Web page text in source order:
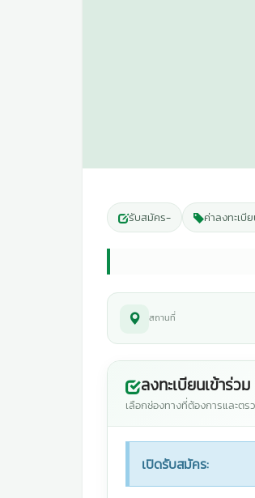
รับสมัคร- ค่าลงทะเบี
สถานที่
ลงทะเบียนเข้าร่วม
เลือกช่องทางที่ต้องการและต
เปิดรับสมัคร: